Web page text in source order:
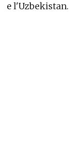
e l'Uzbekistan.